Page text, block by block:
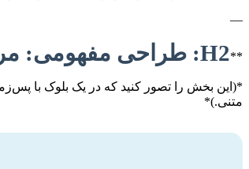
—
**H2: طراحی مفهومی: مراحل انتخاب موضوع پایان‌نامه (اینفوگرافیک متنی)
*(این بخش را تصور کنید که در یک بلوک با
متنی.)*